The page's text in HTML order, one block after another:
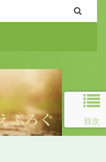
目次
ぐ , 2026 All Rights